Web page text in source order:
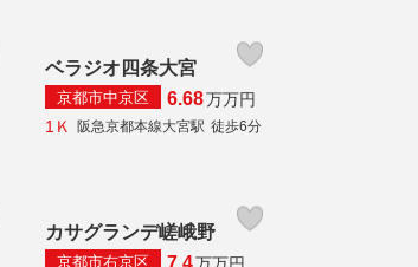
ベラジオ四条大宮
京都市中京区 6.68万万円
1Ｋ
阪急京都本線大宮駅 徒歩6分
カサグランデ嵯峨野
京都市右京区 7.4